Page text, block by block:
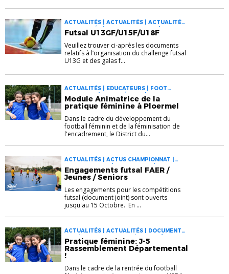
ACTUALITÉS | ACTUALITÉS | ACTUALITÉS |
ACTUALITÉS | FOOT ANIMATION | FOOT
DES JEUNES À 11 | FOOT FÉMININ | FUTSAL
Futsal U13GF/U15F/U18F
Veuillez trouver ci-après les documents
relatifs à l’organisation du challenge futsal
U13G et des galas f...
ACTUALITÉS | EDUCATEURS | FOOT
ANIMATION | FOOT FÉMININ | MODULES
COMPLÉMENTAIRES
Module Animatrice de la
pratique féminine à Ploermel
Dans le cadre du développement du
football féminin et de la féminisation de
l'encadrement, le District du...
ACTUALITÉS | ACTUS CHAMPIONNAT |
ACTUS COUPES | DOCUMENTS | FOOT
ANIMATION | FOOT DES JEUNES À 11 |
FOOT FÉMININ | FUTSAL
Engagements futsal FAER /
Jeunes / Seniors
Les engagements pour les compétitions
futsal (document joint) sont ouverts
jusqu'au 15 Octobre. En ...
ACTUALITÉS | ACTUALITÉS | DOCUMENTS -
GIFF | FOOT ANIMATION | FOOT FÉMININ
Pratique féminine: J-5
Rassemblement Départemental
!
Dans le cadre de la rentrée du football